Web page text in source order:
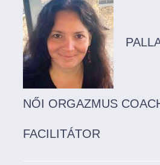
NŐI ORGAZMUS
FACILITÁTOR